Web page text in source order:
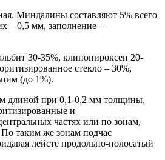
Миндалины составляют 5% всего
– 0,5 мм, заполнение –
30-35%, клинопироксен 20-
стекло – 30%,
(до 1%).
длиной при 0,1-0,2 мм толщины,
и
частях или по зонам,
таким же зонам подчас
лейсте продольно-полосатый